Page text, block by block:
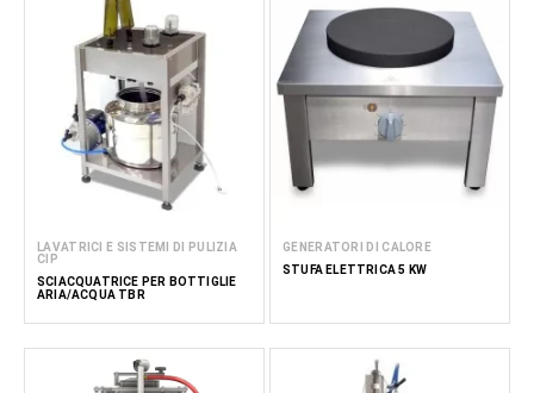
LAVATRICI E SISTEMI DI PULIZIA
CIP
SCIACQUATRICE PER BOTTIGLIE
ARIA/ACQUA TBR
GENERATORI DI CALORE
STUFA ELETTRICA 5 KW